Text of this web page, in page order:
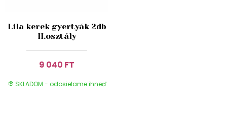
Lila kerek gyertyák 2db
II.osztály
9 040 FT
SKLADOM - odosielame ihneď